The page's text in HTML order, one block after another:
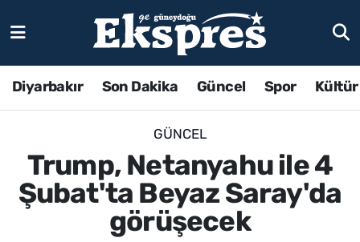
Diyarbakır Son Dakika Güncel Spor
GÜNCEL
Trump, Netanyahu ile 4
Şubat'ta Beyaz Saray'da
görüşecek